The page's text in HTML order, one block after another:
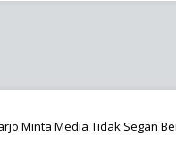
Minta Media Tidak Segan